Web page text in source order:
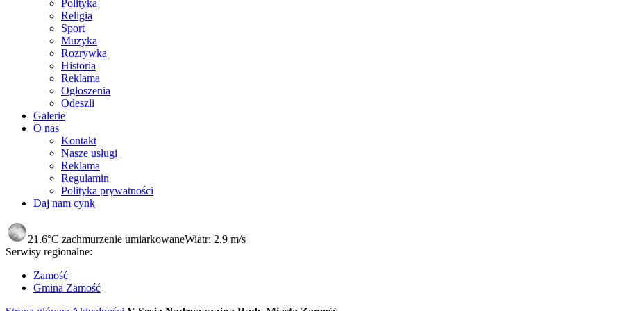
Polityka
Religia
Sport
Muzyka
Rozrywka
Historia
Reklama
Ogłoszenia
Odeszli
Galerie
O nas
Kontakt
Nasze usługi
Reklama
Regulamin
Polityka prywatności
Daj nam cynk
21.6°C zachmurzenie umiarkowaneWiatr: 2.9 m/s
Serwisy regionalne:
Zamość
Gmina Zamość